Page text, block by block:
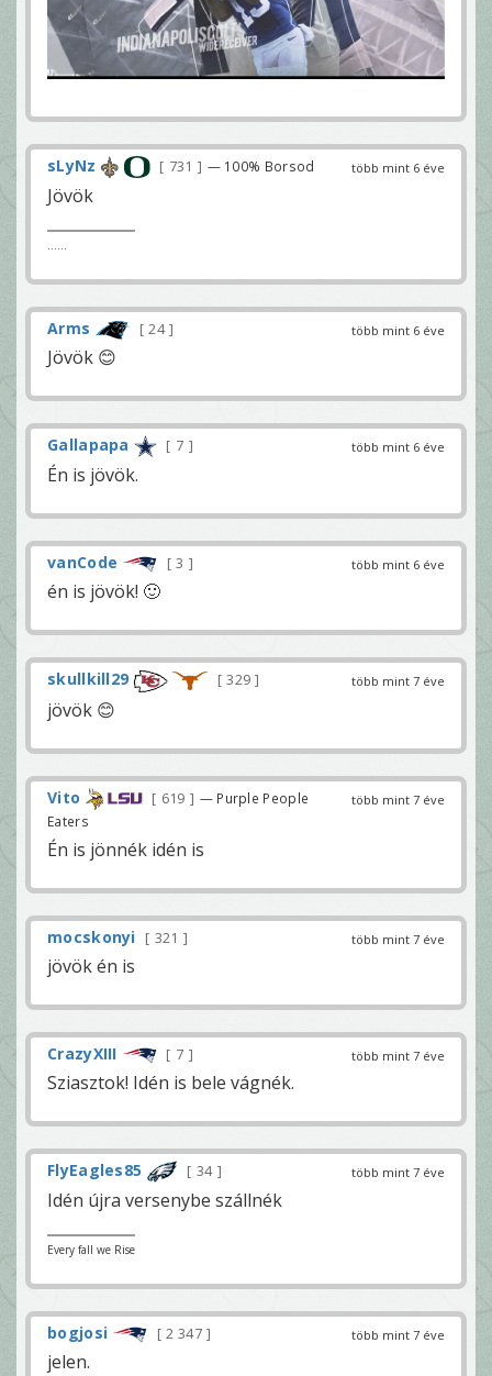
több mint 6 éve
sLyNz 731 — 100% Borsod
Jövök
......
több mint 6 éve
Arms 24
Jövök 😊
több mint 6 éve
Gallapapa 7
Én is jövök.
több mint 6 éve
vanCode 3
én is jövök! 🙂
több mint 7 éve
skullkill29 329
jövök 😊
több mint 7 éve
Vito 619
— Purple People
Eaters
Én is jönnék idén is
több mint 7 éve
mocskonyi 321
jövök én is
több mint 7 éve
CrazyXIII 7
Sziasztok! Idén is bele vágnék.
több mint 7 éve
FlyEagles85 34
Idén újra versenybe szállnék
Every fall we Rise
több mint 7 éve
bogjosi 2 347
jelen.